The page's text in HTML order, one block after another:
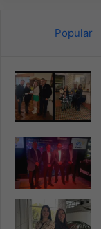
Popular